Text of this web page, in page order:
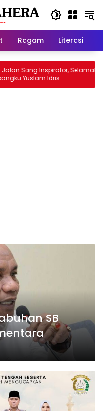
Ragam Literasi
Sang Inspirator, Selamat
Idris
SB